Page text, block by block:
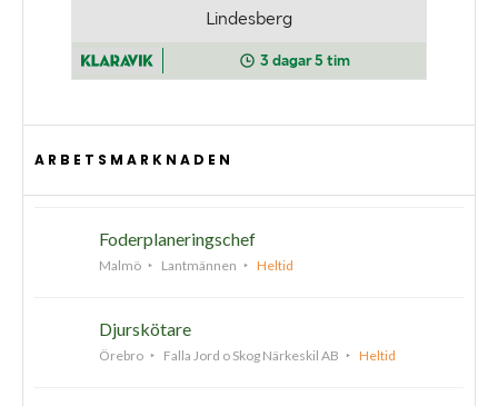
ARBETSMARKNADEN
Foderplaneringschef
Malmö Lantmännen Heltid
Djurskötare
Örebro Falla Jord o Skog Närkeskil AB Heltid